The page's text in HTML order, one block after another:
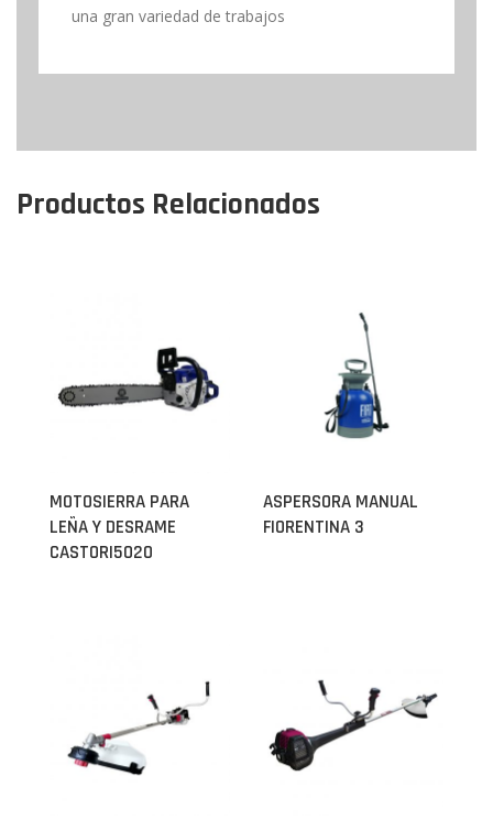
una gran variedad de trabajos
Productos Relacionados
MOTOSIERRA PARA
LEÑA Y DESRAME
CASTORI5020
ASPERSORA MANUAL
FIORENTINA 3